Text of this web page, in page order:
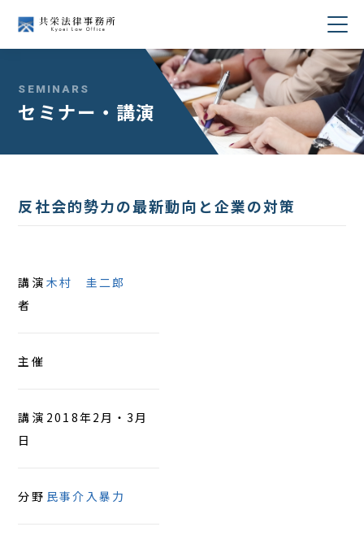
業務分野
セミナー・講演
コラム
SEMINARS
セミナー・講演
反社会的勢力の最新動向と企業の対策
講演
者
木村 圭二郎
主催
講演
日
2018年2月・3月
分野 民事介入暴力